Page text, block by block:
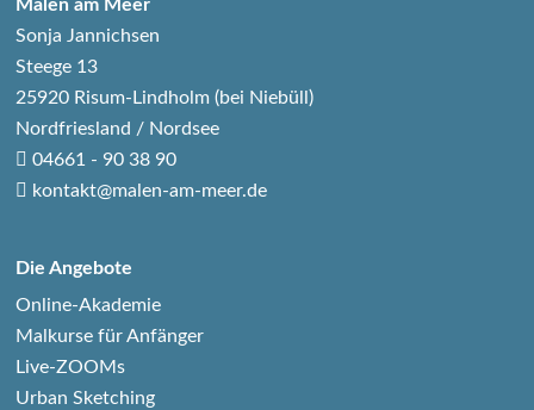
Malen am Meer
Sonja Jannichsen
Steege 13
25920 Risum-Lindholm (bei Niebüll)
Nordfriesland / Nordsee
04661 - 90 38 90
kontakt@malen-am-meer.de
Die Angebote
Online-Akademie
Malkurse für Anfänger
Live-ZOOMs
Urban Sketching